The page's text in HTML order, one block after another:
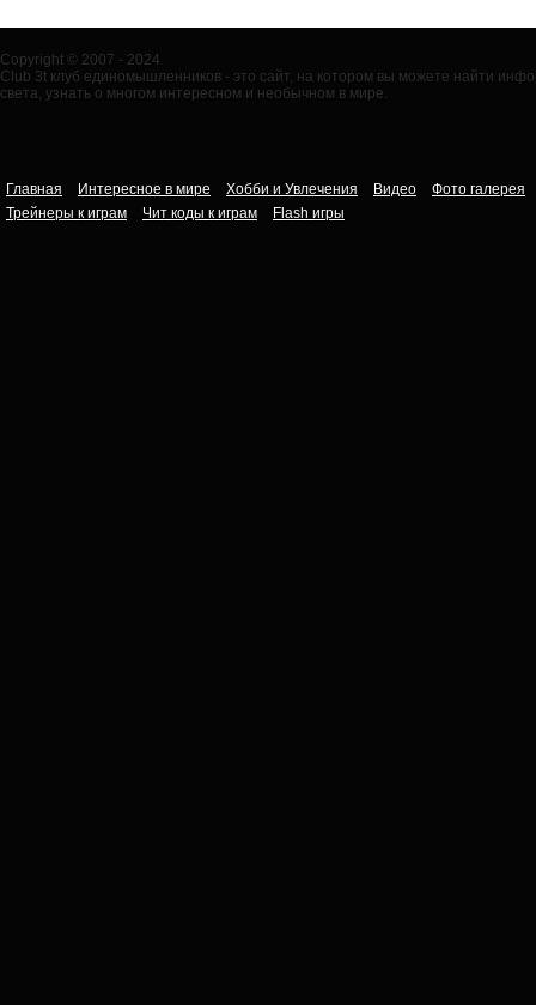
Copyright © 2007 - 2024
Club 3t клуб единомышленников - это сайт, на котором вы можете найти
света, узнать о многом интересном и необычном в мире.
Главная Интересное в мире Хобби и Увлечения Видео
Фото галерея
Трейнеры к играм
Чит коды к играм Flash игры